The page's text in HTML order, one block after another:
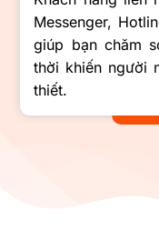
Messenger,
giúp bạn chăm
thời khiến người
thiết.